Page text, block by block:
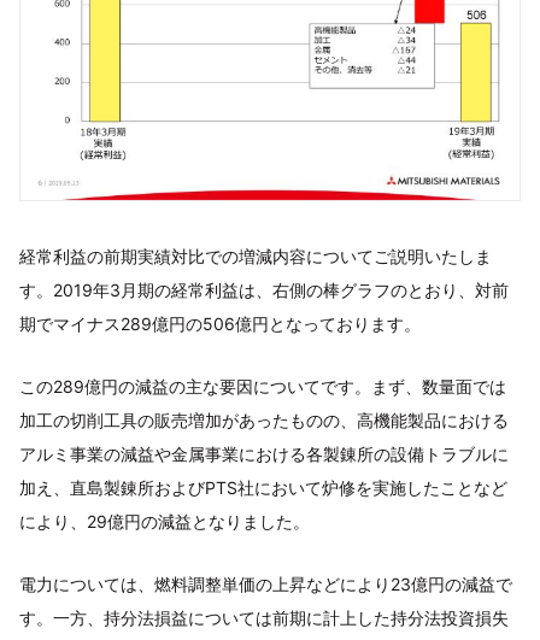
経常利益の前期実績対比での増減内容についてご説明いたしま
す。2019年3月期の経常利益は、右側の棒グラフのとおり、対前
期でマイナス289億円の506億円となっております。
この289億円の減益の主な要因についてです。まず、数量面では
加工の切削工具の販売増加があったものの、高機能製品における
アルミ事業の減益や金属事業における各製錬所の設備トラブルに
加え、直島製錬所およびPTS社において炉修を実施したことなど
により、29億円の減益となりました。
電力については、燃料調整単価の上昇などにより23億円の減益で
す。一方、持分法損益については前期に計上した持分法投資損失